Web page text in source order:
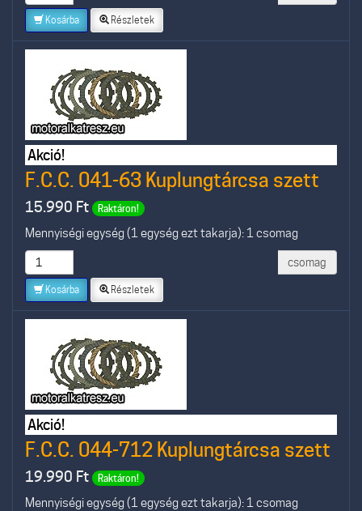
Kosárba Részletek
Akció!
F.C.C. 041-63 Kuplungtárcsa szett
15.990 Ft Raktáron!
Mennyiségi egység (1 egység ezt takarja): 1 csomag
csomag
Kosárba Részletek
Akció!
F.C.C. 044-712 Kuplungtárcsa szett
19.990 Ft Raktáron!
Mennyiségi egység (1 egység ezt takarja): 1 csomag